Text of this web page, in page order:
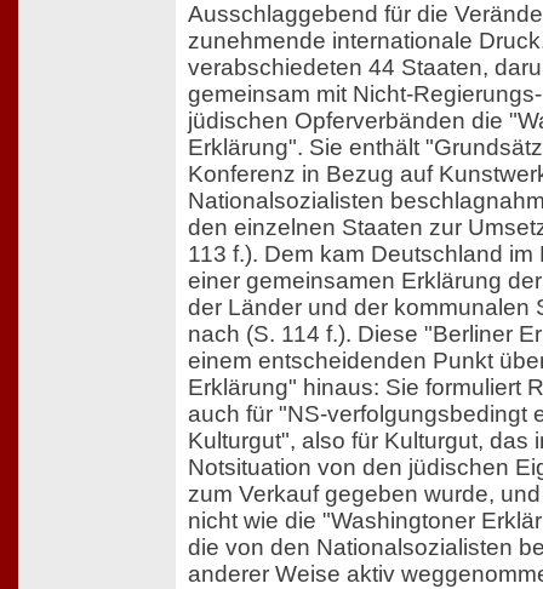
Ausschlaggebend für die
zunehmende internationale
verabschiedeten 44 Staaten,
gemeinsam mit Nicht-
jüdischen Opferverbänden die
Erklärung". Sie enthält
Konferenz in Bezug auf
Nationalsozialisten
den einzelnen Staaten zur
113 f.). Dem kam Deutschland
einer gemeinsamen Erklärung
der Länder und der kommunalen
nach (S. 114 f.). Diese "Berliner
einem entscheidenden Punkt
Erklärung" hinaus: Sie formuliert
auch für "NS-verfolgungsbedingt
Kulturgut", also für Kulturgut, das
Notsituation von den jüdischen
zum Verkauf gegeben wurde,
nicht wie die "Washingtoner
die von den Nationalsozialisten
anderer Weise aktiv